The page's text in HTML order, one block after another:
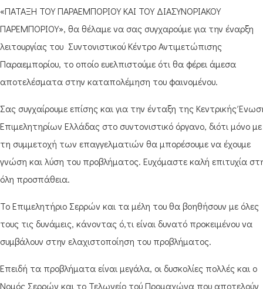
«ΠΑΤΑΞΗ ΤΟΥ ΠΑΡΑΕΜΠΟΡΙΟΥ ΚΑΙ ΤΟΥ ΔΙΑΣΥΝΟΡΙΑΚΟΥ
ΠΑΡΕΜΠΟΡΙΟΥ», θα θέλαμε να σας συγχαρούμε για την έναρξη
λειτουργίας του Συντονιστικού Κέντρο Αντιμετώπισης
Παραεμπορίου, το οποίο ευελπιστούμε ότι θα φέρει άμεσα
αποτελέσματα στην καταπολέμηση του φαινομένου.
Σας συγχαίρουμε επίσης και για την ένταξη της Κεντρικής
Επιμελητηρίων Ελλάδας στο συντονιστικό όργανο, διότι μόνο με
τη συμμετοχή των επαγγελματιών θα μπορέσουμε να έχουμε
γνώση και λύση του προβλήματος. Ευχόμαστε καλή επιτυχία
όλη προσπάθεια.
Το Επιμελητήριο Σερρών και τα μέλη του θα βοηθήσουν με όλες
τους τις δυνάμεις, κάνοντας ό,τι είναι δυνατό προκειμένου να
συμβάλουν στην ελαχιστοποίηση του προβλήματος.
Επειδή τα προβλήματα είναι μεγάλα, οι δυσκολίες πολλές και ο
Νομός Σερρών και το Τελωνείο τού Προμαχώνα που αποτελούν